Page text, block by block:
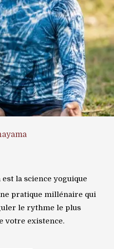
est la science yoguique
pratique millénaire qui
le rythme le plus
votre existence.